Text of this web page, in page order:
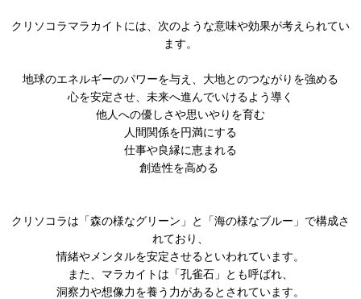
クリソコラマラカイトには、次のような意味や効果が考えられてい
ます。
地球のエネルギーのパワーを与え、大地とのつながりを強める
心を安定させ、未来へ進んでいけるよう導く
他人への優しさや思いやりを育む
人間関係を円満にする
仕事や良縁に恵まれる
創造性を高める
クリソコラは「森の様なグリーン」と「海の様なブルー」で構成さ
れており、
情緒やメンタルを安定させるといわれています。
また、マラカイトは「孔雀石」とも呼ばれ、
洞察力や想像力を養う力があるとされています。